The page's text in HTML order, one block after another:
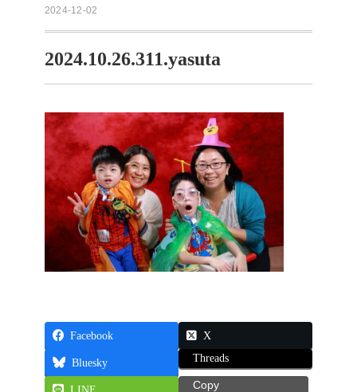
2024-12-02
2024.10.26.311.yasuta
Facebook X
Bluesky Threads
Copy